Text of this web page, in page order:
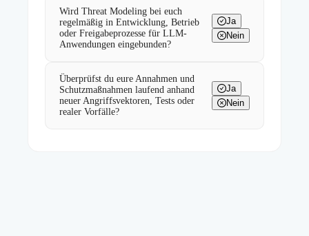
Wird Threat Modeling bei euch
regelmäßig in Entwicklung, Betrieb
oder Freigabeprozesse für LLM-
Anwendungen eingebunden?
Ja
Nein
Überprüfst du eure Annahmen und
Schutzmaßnahmen laufend anhand
neuer Angriffsvektoren, Tests oder
realer Vorfälle?
Ja
Nein